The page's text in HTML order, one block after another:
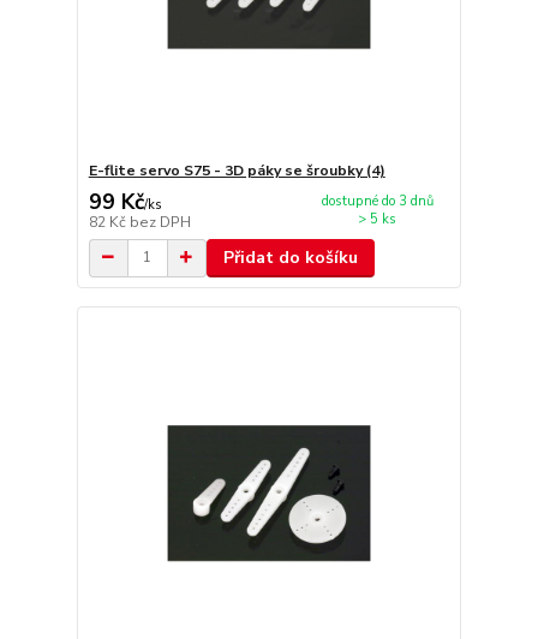
E-flite servo S75 - 3D páky se šroubky (4)
99 Kč/ks
82 Kč bez DPH
dostupné do 3 dnů
> 5 ks
Přidat do košíku